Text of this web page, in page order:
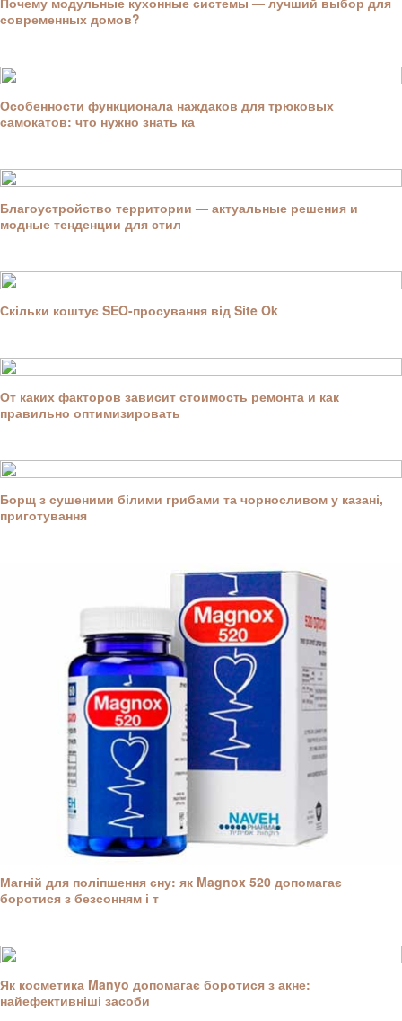
современных домов?
Особенности функционала наждаков для трюковых
самокатов: что нужно знать ка
Благоустройство территории — актуальные решения и
модные тенденции для стил
Скільки коштує SEO-просування від Site Ok
От каких факторов зависит стоимость ремонта и как
правильно оптимизировать
Борщ з сушеними білими грибами та чорносливом у казані,
приготування
Магній для поліпшення сну: як Magnox 520 допомагає
боротися з безсонням і т
Як косметика Manyo допомагає боротися з акне:
найефективніші засоби